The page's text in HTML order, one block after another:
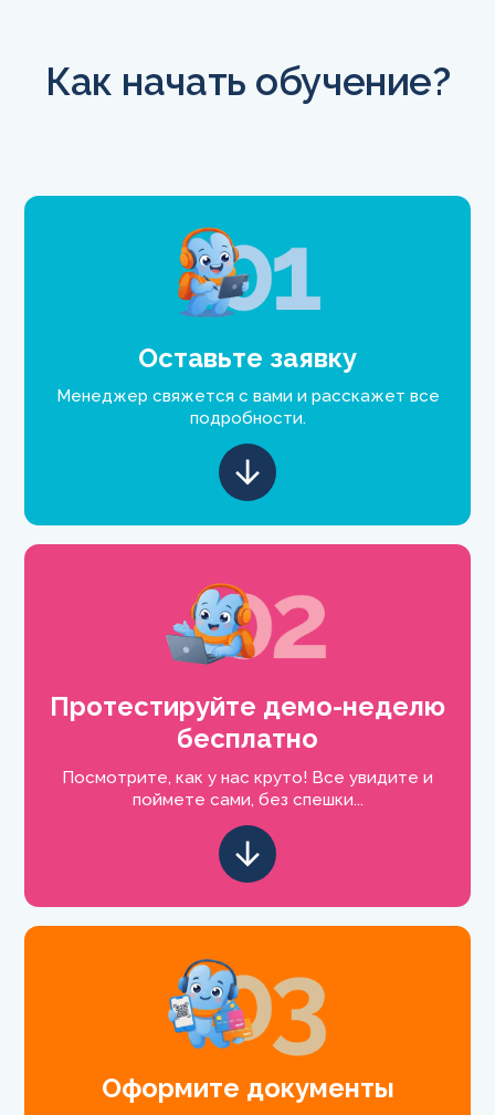
Как начать обучение?
Оставьте заявку
Менеджер свяжется с вами и расскажет все
подробности.
Протестируйте демо-неделю
бесплатно
Посмотрите, как у нас круто! Все увидите и
поймете сами, без спешки...
Оформите документы